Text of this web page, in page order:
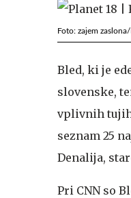
Foto: zajem
Bled, ki je
slovenske,
vplivnih tujih
seznam 25
Denalija,
Pri CNN so